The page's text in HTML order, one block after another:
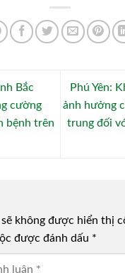
Bắc
cường
bệnh trên
Phú Yên:
ảnh hưởng
trung đối
sẽ không được hiển thị
được đánh dấu *